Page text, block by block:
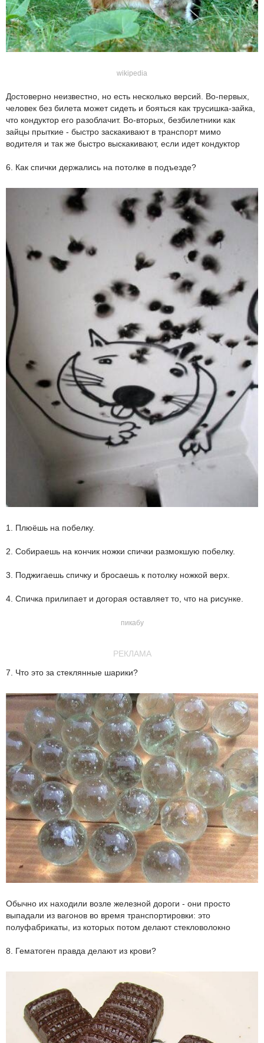
wikipedia
Достоверно неизвестно, но есть несколько версий. Во-первых,
человек без билета может сидеть и бояться как трусишка-зайка,
что кондуктор его разоблачит. Во-вторых, безбилетники как
зайцы прыткие - быстро заскакивают в транспорт мимо
водителя и так же быстро выскакивают, если идет кондуктор
6. Как спички держались на потолке в подъезде?
1. Плюёшь на побелку.
2. Собираешь на кончик ножки спички размокшую побелку.
3. Поджигаешь спичку и бросаешь к потолку ножкой верх.
4. Спичка прилипает и догорая оставляет то, что на рисунке.
пикабу
РЕКЛАМА
7. Что это за стеклянные шарики?
Обычно их находили возле железной дороги - они просто
выпадали из вагонов во время транспортировки: это
полуфабрикаты, из которых потом делают стекловолокно
8. Гематоген правда делают из крови?